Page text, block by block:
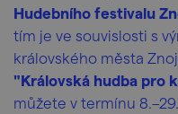
Hudebního festivalu
tím je ve souvislosti s
královského města
"Královská hudba pro
můžete v termínu